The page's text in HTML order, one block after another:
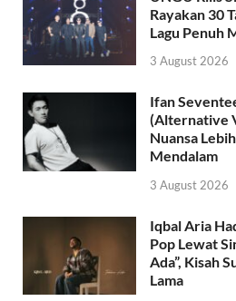
Rayakan 30
Lagu Penuh
3 August 2026
Ifan
(Alternative
Nuansa
Mendalam
3 August 2026
Iqbal Aria
Pop Lewat
Ada”, Kisah
Lama